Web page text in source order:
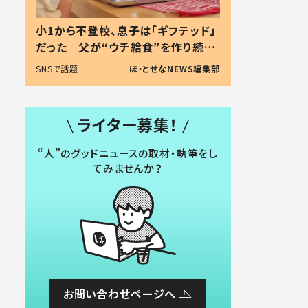
小1から不登校、息子は「ギフテッド」
だった 父が“ウチ給食”を作り続け
る理由とは #令和の親 #令和の子
SNSで話題 ほ・とせなNEWS編集部
ライター募集！
“人”のグッドニュースの取材・執筆をし
てみませんか？
お問い合わせページへ